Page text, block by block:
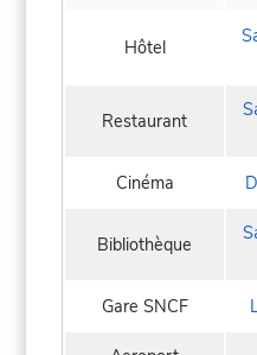
Hôtel
Restaurant
Cinéma
Bibliothèque
Gare SNCF